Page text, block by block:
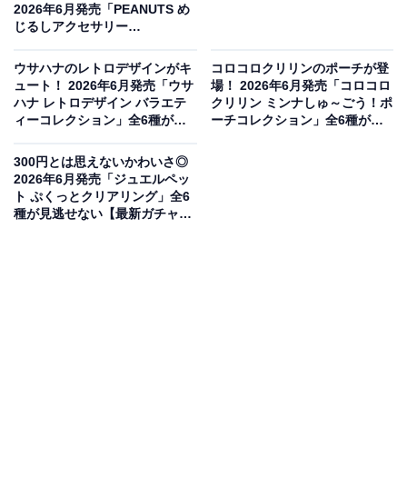
タカラトミーアーツから2026年6月に発売される「リロ&
400円）。全4種のラインアップとなっています。
2026年6月発売「PEANUTS め
じるしアクセサリー
【最新ガチャ情報】
ウサハナのレトロデザインがキ
ュート！ 2026年6月発売「ウサ
ハナ レトロデザイン バラエテ
ィーコレクション」全6種が見
コロコロクリリンのポーチが登
場！ 2026年6月発売「コロコロ
クリリン ミンナしゅ～ごう！ポ
ーチコレクション」全6種が見
300円とは思えないかわいさ◎
2026年6月発売「ジュエルペッ
ト ぷくっとクリアリング」全6
種が見逃せない【最新ガチャ情